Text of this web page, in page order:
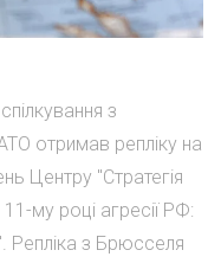
з
отримав репліку на
Центру "Стратегія
му році агресії РФ:
Репліка з Брюсселя